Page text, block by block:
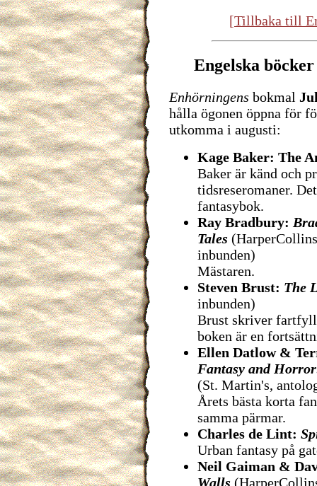
[Tillbaka till
Engelska
Enhörningens bokmal
hålla ögonen öppna för
utkomma i augusti:
Kage Baker: The
Baker är känd och
tidsreseromaner.
fantasybok.
Ray Bradbury:
Tales
inbunden)
Mästaren.
Steven Brust: The
inbunden)
Brust skriver
boken är en
Ellen Datlow &
Fantasy and
(St. Martin's,
Årets bästa korta
samma pärmar.
Charles de Lint:
Urban fantasy på
Neil Gaiman &
Walls